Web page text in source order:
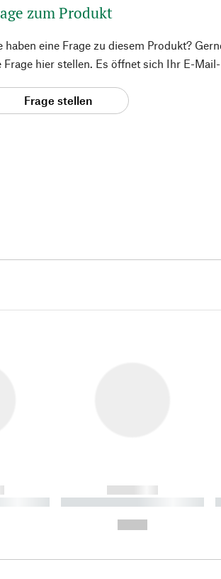
zum Produkt
haben eine Frage zu diesem Produkt?
Frage hier stellen. Es öffnet sich Ihr E-
Frage stellen
----------
------------
----------- ----------- ----------